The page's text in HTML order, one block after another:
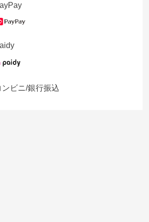
ンビニ/銀行振込